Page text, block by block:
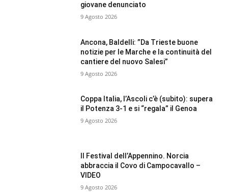
giovane denunciato
9 Agosto 2026
Ancona, Baldelli: ”Da Trieste buone
notizie per le Marche e la continuità del
cantiere del nuovo Salesi”
9 Agosto 2026
Coppa Italia, l’Ascoli c’è (subito): supera
il Potenza 3-1 e si “regala” il Genoa
9 Agosto 2026
Il Festival dell’Appennino. Norcia
abbraccia il Covo di Campocavallo –
VIDEO
9 Agosto 2026